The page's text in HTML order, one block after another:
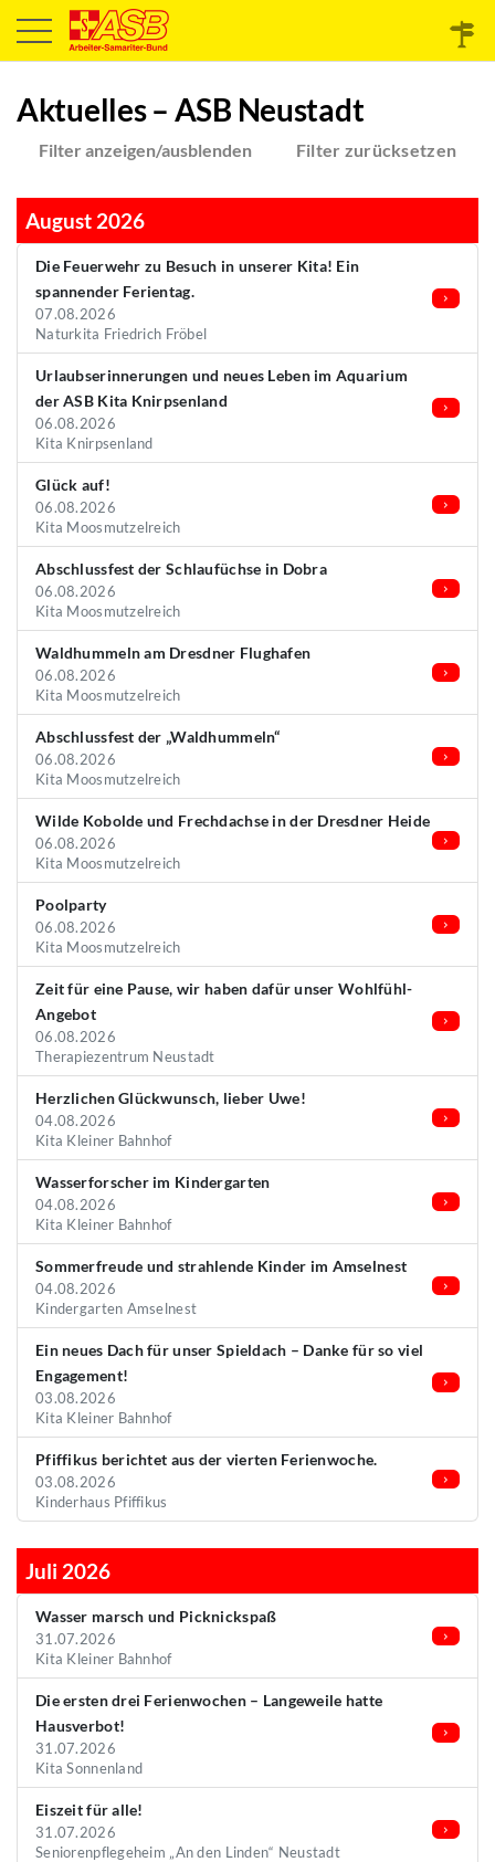
Aktuelles – ASB Neustadt
Filter anzeigen/ausblenden Filter zurücksetzen
August 2026
Die Feuerwehr zu Besuch in unserer Kita! Ein
spannender Ferientag.
07.08.2026
Naturkita Friedrich Fröbel
Urlaubserinnerungen und neues Leben im Aquarium
der ASB Kita Knirpsenland
06.08.2026
Kita Knirpsenland
Glück auf!
06.08.2026
Kita Moosmutzelreich
Abschlussfest der Schlaufüchse in Dobra
06.08.2026
Kita Moosmutzelreich
Waldhummeln am Dresdner Flughafen
06.08.2026
Kita Moosmutzelreich
Abschlussfest der „Waldhummeln“
06.08.2026
Kita Moosmutzelreich
Wilde Kobolde und Frechdachse in der Dresdner Heide
06.08.2026
Kita Moosmutzelreich
Poolparty
06.08.2026
Kita Moosmutzelreich
Zeit für eine Pause, wir haben dafür unser Wohlfühl-
Angebot
06.08.2026
Therapiezentrum Neustadt
Herzlichen Glückwunsch, lieber Uwe!
04.08.2026
Kita Kleiner Bahnhof
Wasserforscher im Kindergarten
04.08.2026
Kita Kleiner Bahnhof
Sommerfreude und strahlende Kinder im Amselnest
04.08.2026
Kindergarten Amselnest
Ein neues Dach für unser Spieldach – Danke für so viel
Engagement!
03.08.2026
Kita Kleiner Bahnhof
Pfiffikus berichtet aus der vierten Ferienwoche.
03.08.2026
Kinderhaus Pfiffikus
Juli 2026
Wasser marsch und Picknickspaß
31.07.2026
Kita Kleiner Bahnhof
Die ersten drei Ferienwochen – Langeweile hatte
Hausverbot!
31.07.2026
Kita Sonnenland
Eiszeit für alle!
31.07.2026
Seniorenpflegeheim „An den Linden“ Neustadt